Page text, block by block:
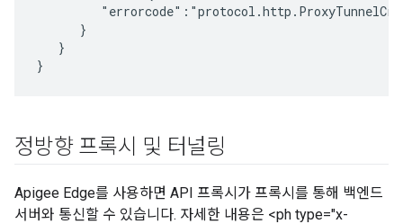
      }
   }
}
정방향 프록시 및 터널링
Apigee Edge를 사용하면 API 프록시가 프록시를 통해 백엔드
서버와 통신할 수 있습니다. 자세한 내용은 <ph type="x-